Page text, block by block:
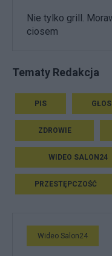
Nie tylko grill.
ciosem
Tematy Redakcja
PIS
ZDROWIE
WIDEO SALON24
PRZESTĘPCZOŚĆ
Wideo Salon24